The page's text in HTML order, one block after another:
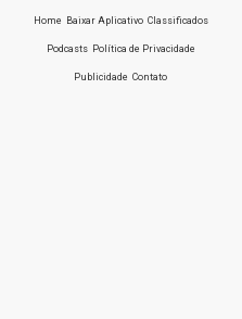
Home Baixar Aplicativo Classificados
Podcasts Política de Privacidade
Publicidade Contato